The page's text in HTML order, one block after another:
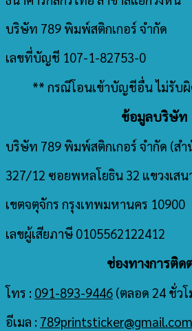
บริษัท 789 พิมพ์สติกเกอร์ จำกัด
เลขที่บัญชี 107-1-82753-0
** กรณีโอนเข้าบัญชีอื่น ไม่รับ
ข้อมูลบริษัท
บริษัท 789 พิมพ์สติกเกอร์ จำกัด (ส
327/12 ซอยพหลโยธิน 32 แขวงเส
เขตจตุจักร กรุงเทพมหานคร 10900
เลขผู้เสียภาษี 0105562122412
ช่องทางการติด
โทร : 091-893-9446 (ตลอด 24 ชั่วโ
อีเมล : 789printsticker@gmail.com